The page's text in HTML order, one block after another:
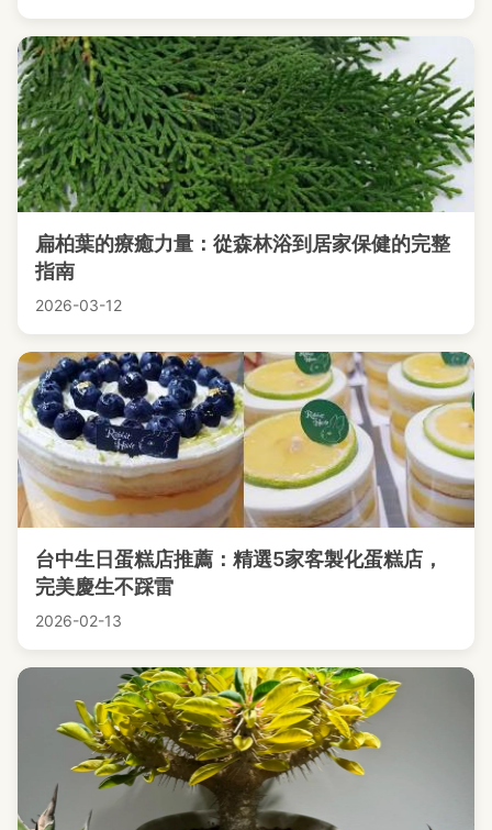
扁柏葉的療癒力量：從森林浴到居家保健的完整
指南
2026-03-12
台中生日蛋糕店推薦：精選5家客製化蛋糕店，
完美慶生不踩雷
2026-02-13